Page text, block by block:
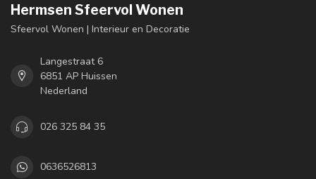
Hermsen Sfeervol Wonen
Sfeervol Wonen | Interieur en Decoratie
Langestraat 6
6851 AP Huissen
Nederland
026 325 84 35
0636526813